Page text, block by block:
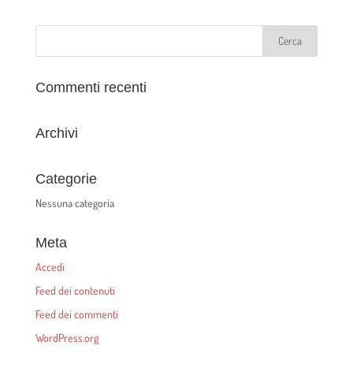
Commenti recenti
Archivi
Categorie
Nessuna categoria
Meta
Accedi
Feed dei contenuti
Feed dei commenti
WordPress.org